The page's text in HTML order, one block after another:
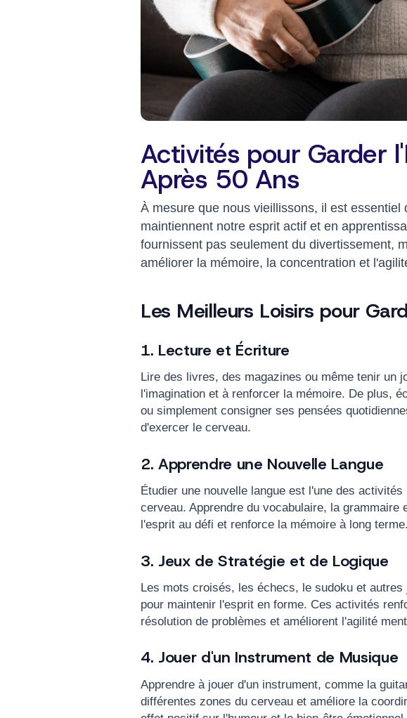
Activités pour Garder
Après 50 Ans
À mesure que nous vieillissons, il est essentiel
maintiennent notre esprit actif et en
fournissent pas seulement du divertissement,
améliorer la mémoire, la concentration et
Les Meilleurs Loisirs pour
1. Lecture et Écriture
Lire des livres, des magazines ou même tenir un
l'imagination et à renforcer la mémoire. De plus,
ou simplement consigner ses pensées
d'exercer le cerveau.
2. Apprendre une Nouvelle Langue
Étudier une nouvelle langue est l'une des
cerveau. Apprendre du vocabulaire, la grammaire
l'esprit au défi et renforce la mémoire à long terme.
3. Jeux de Stratégie et de Logique
Les mots croisés, les échecs, le sudoku et
pour maintenir l'esprit en forme. Ces activités
résolution de problèmes et améliorent l'agilité
4. Jouer d'un Instrument de Musique
Apprendre à jouer d'un instrument, comme la
différentes zones du cerveau et améliore la